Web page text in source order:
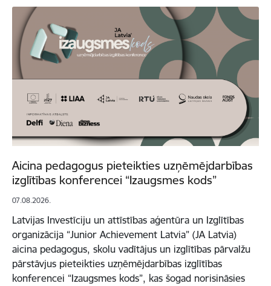
Aicina pedagogus pieteikties uzņēmējdarbības
izglītības konferencei “Izaugsmes kods”
07.08.2026.
Latvijas Investīciju un attīstības aģentūra un Izglītības
organizācija “Junior Achievement Latvia” (JA Latvia)
aicina pedagogus, skolu vadītājus un izglītības pārvalžu
pārstāvjus pieteikties uzņēmējdarbības izglītības
konferencei “Izaugsmes kods”, kas šogad norisināsies